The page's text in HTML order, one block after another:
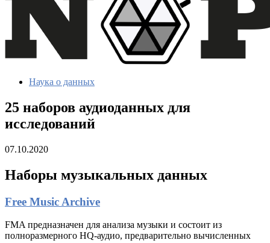
Наука о данных
25 наборов аудиоданных для
исследований
07.10.2020
Наборы музыкальных данных
Free Music Archive
FMA предназначен для анализа музыки и состоит из
полноразмерного HQ-аудио, предварительно вычисленных